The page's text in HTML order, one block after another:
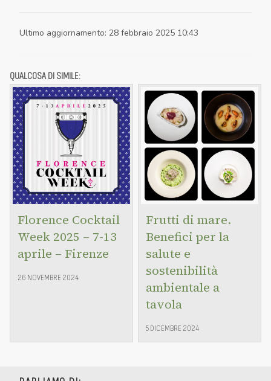
Ultimo aggiornamento: 28 febbraio 2025 10:43
QUALCOSA DI SIMILE:
Florence Cocktail
Week 2025 – 7-13
aprile – Firenze
26 NOVEMBRE 2024
Frutti di mare.
Benefici per la
salute e
sostenibilità
ambientale a
tavola
5 DICEMBRE 2024